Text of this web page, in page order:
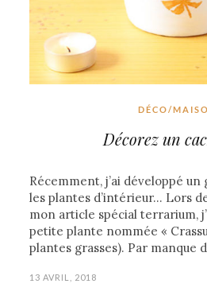
DÉCO/
Décorez un
Récemment, j’ai développé
les plantes d’intérieur… Lors
mon article spécial terrarium,
petite plante nommée «
plantes grasses). Par manque
13 AVRIL, 2018